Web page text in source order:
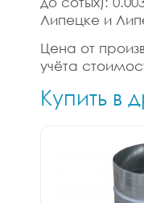
Липецке и
Цена от
учёта
Купить в